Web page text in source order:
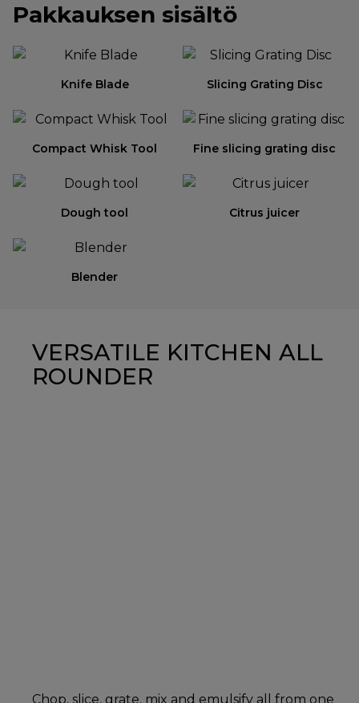
Pakkauksen sisältö
Knife Blade Slicing Grating Disc
Compact Whisk Tool Fine slicing grating disc
Dough tool Citrus juicer
Blender
VERSATILE KITCHEN ALL
ROUNDER
Chop, slice, grate, mix and emulsify all from one